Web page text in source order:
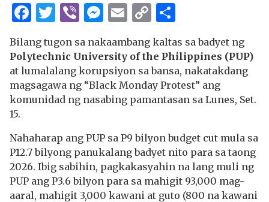
Facebook
Twitter
ViberMessenger
Email
Copy
Link
Bilang tugon sa nakaambang kaltas sa badyet ng
Polytechnic University of the Philippines (PUP)
at lumalalang korupsiyon sa bansa, nakatakdang
magsagawa ng “Black Monday Protest” ang
komunidad ng nasabing pamantasan sa Lunes, Set.
15.
Nahaharap ang PUP sa P9 bilyon budget cut mula sa
P12.7 bilyong panukalang badyet nito para sa taong
2026. Ibig sabihin, pagkakasyahin na lang muli ng
PUP ang P3.6 bilyon para sa mahigit 93,000 mag-
aaral, mahigit 3,000 kawani at guto (800 na kawani